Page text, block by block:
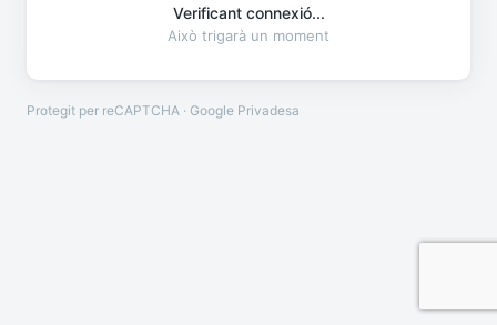
Verificant connexió...
Això trigarà un moment
Protegit per reCAPTCHA · Google Privadesa